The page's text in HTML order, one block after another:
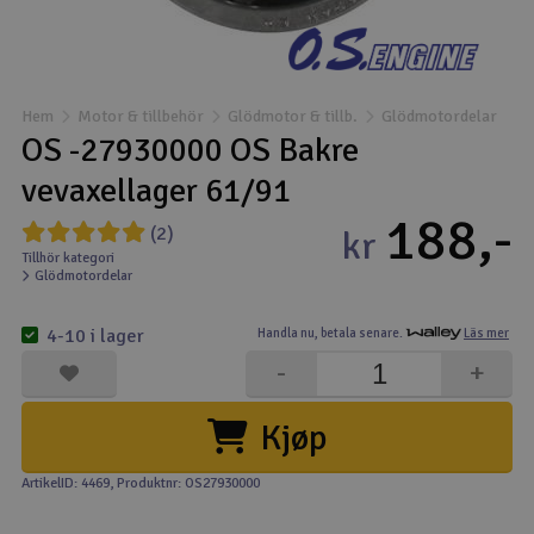
Drönare
Drönare för FPV
Flygplan
Helikopter
Kamerautrustning
Modellbygg- och byggsatser
Modelljärnväg
Hem Motor & tillbehör Glödmotor & tillb. Glödmotordelar
OS -27930000 OS Bakre
vevaxellager 61/91
(2)
Tillhör kategori
Glödmotordelar
Handla nu, betala senare. Läs mer
kr 188,-
Kjøp
+
-
4-10 i lager
ArtikelID: 4469, Produktnr: OS27930000